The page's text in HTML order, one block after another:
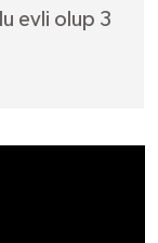
evli olup 3